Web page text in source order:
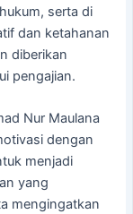
serta di
dan ketahanan
diberikan
pengajian.
Nur Maulana
dengan
menjadi
yang
mengingatkan